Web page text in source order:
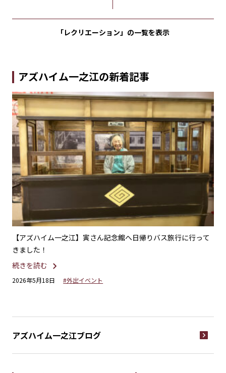
「レクリエーション」の一覧を表示
アズハイム一之江の新着記事
【アズハイム一之江】寅さん記念館へ日帰りバス旅行に行って
きました！
続きを読む
2026年5月18日 #外出イベント
アズハイム一之江ブログ